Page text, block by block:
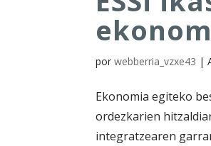
porwebberria_vzxe43 |
Ekonomia egiteko
ordezkarien
integratzearen